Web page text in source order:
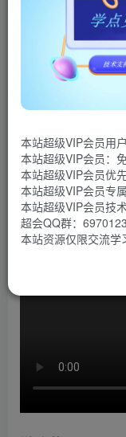
本站的资源转
验。如果您喜欢该
游戏介绍
《痛苦的灵魂
深夜醒来，发现自
破旧的医疗仪器，
须探索一座由废弃
游戏视频
本站超级VIP会员用
本站超级VIP会员：
本站超级VIP会员优
本站超级VIP会员专
本站超级VIP会员技
超会QQ群：
本站资源仅限交流学